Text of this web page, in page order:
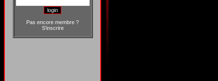
Pas encore membre ?
S'inscrire